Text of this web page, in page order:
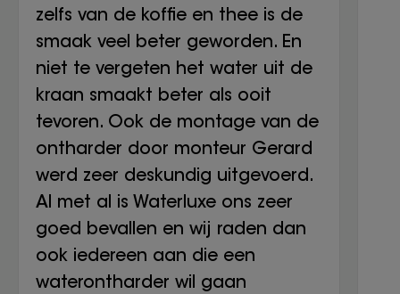
zelfs van de koffie en thee is de
smaak veel beter geworden. En
niet te vergeten het water uit de
kraan smaakt beter als ooit
tevoren. Ook de montage van de
ontharder door monteur Gerard
werd zeer deskundig uitgevoerd.
Al met al is Waterluxe ons zeer
goed bevallen en wij raden dan
ook iedereen aan die een
waterontharder wil gaan